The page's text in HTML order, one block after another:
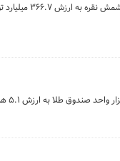
در معاملات روز